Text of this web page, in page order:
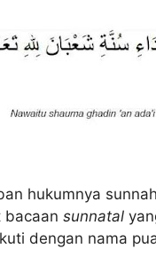
hukumnya
bacaan sunnatal
dengan nama